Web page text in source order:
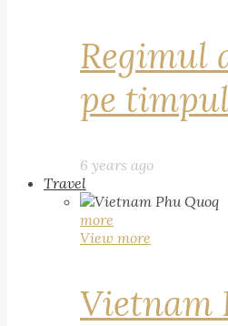
Regimul
pe
6 years ago
Travel
more
View more
Vietnam